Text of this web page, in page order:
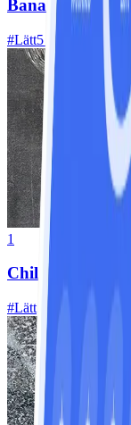
Bananpannkakor
#Lätt5 MIN
1
Chili con carne
#Lätt